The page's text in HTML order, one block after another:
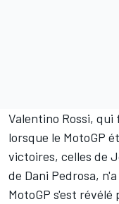
Valentino Rossi,
lorsque le MotoGP
victoires, celles de
de Dani Pedrosa,
MotoGP s'est